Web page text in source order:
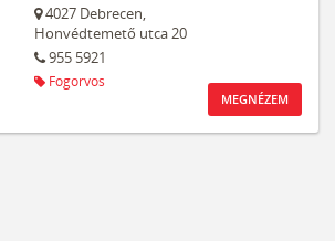
4027 Debrecen,
Honvédtemető utca 20
955 5921
Fogorvos
MEGNÉZEM